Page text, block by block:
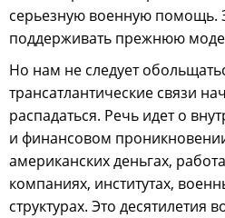
серьезную военную помощь.
поддерживать прежнюю
Но нам не следует
трансатлантические связи
распадаться. Речь идет о
и финансовом
американских деньгах,
компаниях, институтах,
структурах. Это десятилетия